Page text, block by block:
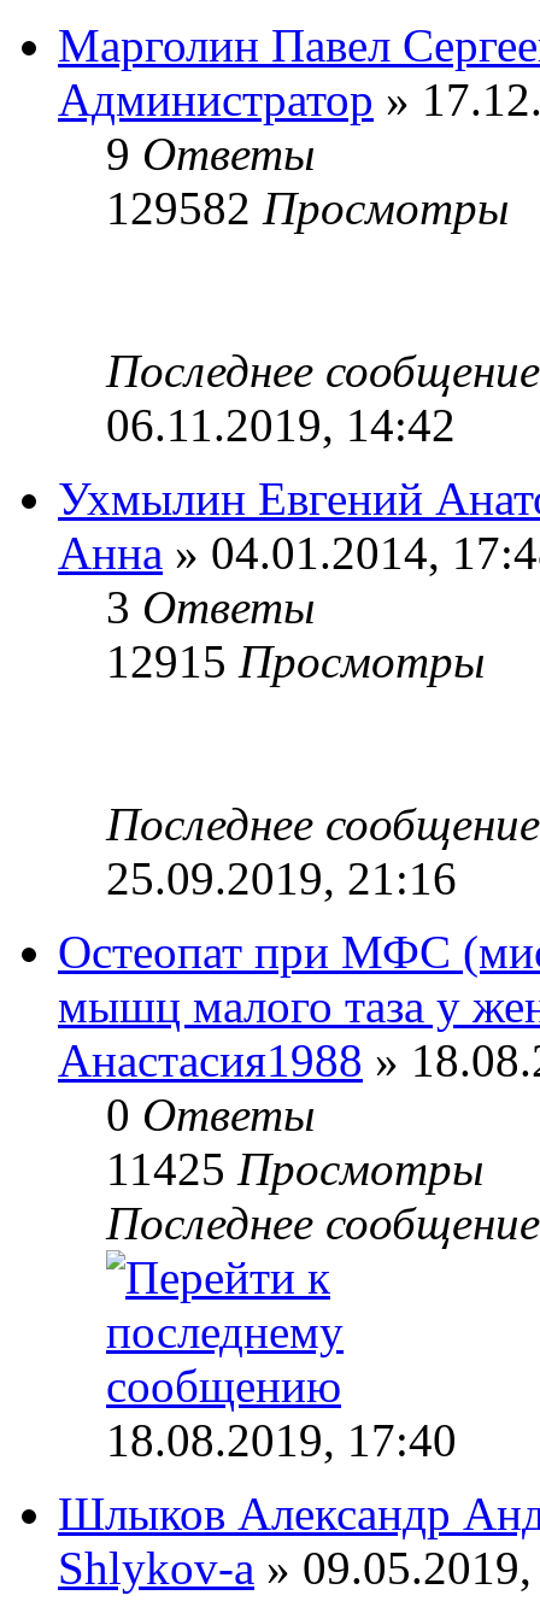
Марголин Павел
Администратор »
9 Ответы
129582 Просмотры
Последнее
06.11.2019, 14:42
Ухмылин Евгений
Анна » 04.01.2014,
3 Ответы
12915 Просмотры
Последнее
25.09.2019, 21:16
Остеопат при МФС
мышц малого таза у
Анастасия1988 »
0 Ответы
11425 Просмотры
Последнее
18.08.2019, 17:40
Шлыков Александр
Shlykov-a »